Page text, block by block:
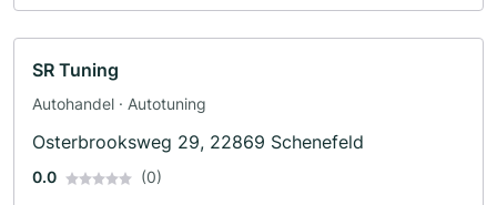
SR Tuning
Autohandel · Autotuning
Osterbrooksweg 29, 22869 Schenefeld
0.0 (0)